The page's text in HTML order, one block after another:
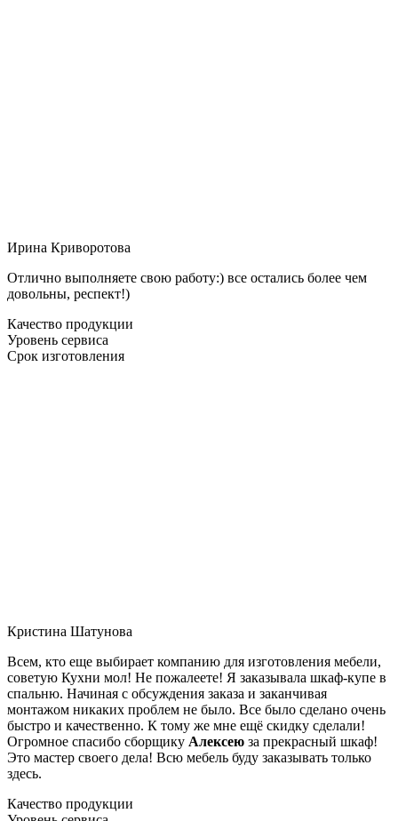
Ирина Криворотова
Отлично выполняете свою работу:) все остались более чем
довольны, респект!)
Качество продукции
Уровень сервиса
Срок изготовления
Кристина Шатунова
Всем, кто еще выбирает компанию для изготовления мебели,
советую Кухни мол! Не пожалеете! Я заказывала шкаф-купе в
спальню. Начиная с обсуждения заказа и заканчивая
монтажом никаких проблем не было. Все было сделано очень
быстро и качественно. К тому же мне ещё скидку сделали!
Огромное спасибо сборщику Алексею за прекрасный шкаф!
Это мастер своего дела! Всю мебель буду заказывать только
здесь.
Качество продукции